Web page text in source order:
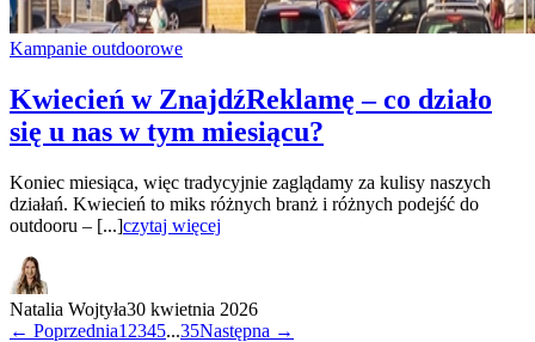
Kampanie outdoorowe
Kwiecień w ZnajdźReklamę – co działo
się u nas w tym miesiącu?
Koniec miesiąca, więc tradycyjnie zaglądamy za kulisy naszych
działań. Kwiecień to miks różnych branż i różnych podejść do
outdooru – [...]czytaj więcej
Natalia Wojtyła30 kwietnia 2026
← Poprzednia1 2345...35Następna →